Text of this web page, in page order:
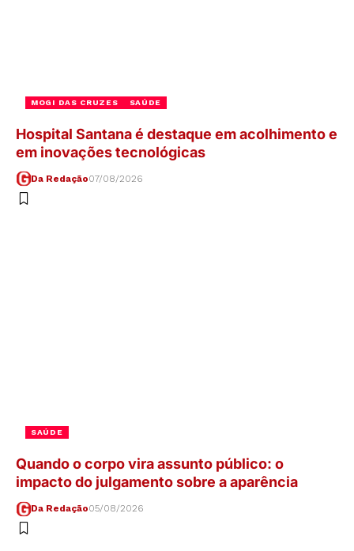
MOGI DAS CRUZES SAÚDE
Hospital Santana é destaque em acolhimento e
em inovações tecnológicas
Da Redação07/08/2026
SAÚDE
Quando o corpo vira assunto público: o
impacto do julgamento sobre a aparência
Da Redação05/08/2026